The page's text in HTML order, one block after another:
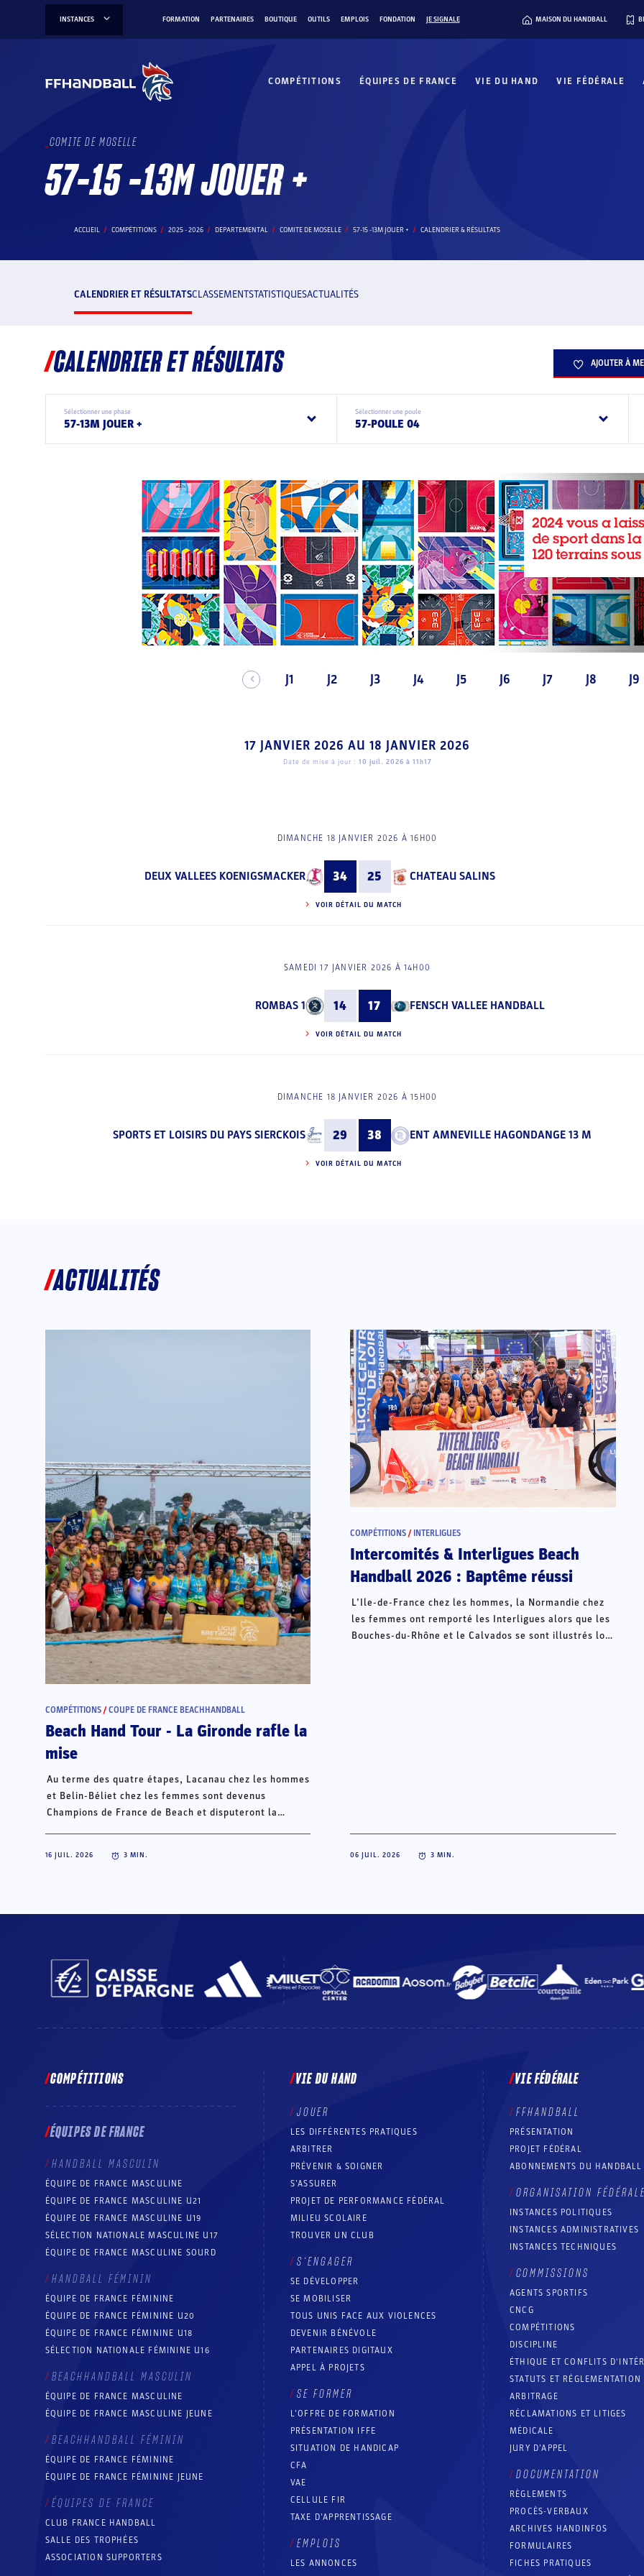
INSTANCES FORMATION PARTENAIRES BOUTIQUE OUTILS EMPLOIS FONDATION JE SIGNALE MAISON DU HANDBALL
COMPÉTITIONS ÉQUIPES DE FRANCE VIE DU HAND VIE FÉDÉRALE
COMITE DE MOSELLE
57-15 -13M JOUER +
ACCUEIL COMPÉTITIONS 2025 - 2026 DEPARTEMENTAL COMITE DE MOSELLE 57-15 -13M JOUER + CALENDRIER & RÉSULTATS
CALENDRIER ET RÉSULTATSCLASSEMENTSTATISTIQUESACTUALITÉS
CALENDRIER ET RÉSULTATS AJOUTER À
Sélectionner une phase
57-13M JOUER +
Sélectionner une poule
57-POULE 04
J1 J2 J3 J4 J5 J6 J7 J8 J9
17 JANVIER 2026 AU 18 JANVIER 2026
Date de mise à jour : 10 juil. 2026 à 11h17
DIMANCHE 18 JANVIER 2026 À 16H00
DEUX VALLEES KOENIGSMACKER 34 25 CHATEAU SALINS
VOIR DÉTAIL DU MATCH
SAMEDI 17 JANVIER 2026 À 14H00
ROMBAS 1 14 17 FENSCH VALLEE HANDBALL
VOIR DÉTAIL DU MATCH
DIMANCHE 18 JANVIER 2026 À 15H00
SPORTS ET LOISIRS DU PAYS SIERCKOIS 29 38 ENT AMNEVILLE HAGONDANGE 13 M
VOIR DÉTAIL DU MATCH
ACTUALITÉS
COMPÉTITIONS /COUPE DE FRANCE BEACHHANDBALL
Beach Hand Tour - La Gironde rafle la
mise
Au terme des quatre étapes, Lacanau chez les hommes
et Belin-Béliet chez les femmes sont devenus
Champions de France de Beach et disputeront la
16 JUIL. 2026 3 MIN.
COMPÉTITIONS / INTERLIGUES
Intercomités & Interligues Beach
Handball 2026 : Baptême réussi
L’Ile-de-France chez les hommes, la Normandie chez
les femmes ont remporté les Interligues alors que les
Bouches-du-Rhône et le Calvados se sont illustrés lors
06 JUIL. 2026 3 MIN.
COMPÉTITIONS
ÉQUIPES DE FRANCE
HANDBALL MASCULIN
ÉQUIPE DE FRANCE MASCULINE
ÉQUIPE DE FRANCE MASCULINE U21
ÉQUIPE DE FRANCE MASCULINE U19
SÉLECTION NATIONALE MASCULINE U17
ÉQUIPE DE FRANCE MASCULINE SOURD
HANDBALL FÉMININ
ÉQUIPE DE FRANCE FÉMININE
ÉQUIPE DE FRANCE FÉMININE U20
ÉQUIPE DE FRANCE FÉMININE U18
SÉLECTION NATIONALE FÉMININE U16
BEACHHANDBALL MASCULIN
ÉQUIPE DE FRANCE MASCULINE
ÉQUIPE DE FRANCE MASCULINE JEUNE
BEACHHANDBALL FÉMININ
ÉQUIPE DE FRANCE FÉMININE
ÉQUIPE DE FRANCE FÉMININE JEUNE
ÉQUIPES DE FRANCE
CLUB FRANCE HANDBALL
SALLE DES TROPHÉES
ASSOCIATION SUPPORTERS
VIE DU HAND
JOUER
LES DIFFÉRENTES PRATIQUES
ARBITRER
PRÉVENIR & SOIGNER
S’ASSURER
PROJET DE PERFORMANCE FÉDÉRAL
MILIEU SCOLAIRE
TROUVER UN CLUB
S’ENGAGER
SE DÉVELOPPER
SE MOBILISER
TOUS UNIS FACE AUX VIOLENCES
DEVENIR BÉNÉVOLE
PARTENAIRES DIGITAUX
APPEL À PROJETS
SE FORMER
L’OFFRE DE FORMATION
PRÉSENTATION IFFE
SITUATION DE HANDICAP
CFA
VAE
CELLULE FIR
TAXE D’APPRENTISSAGE
EMPLOIS
LES ANNONCES
VIE FÉDÉRALE
FFHANDBALL
PRÉSENTATION
PROJET FÉDÉRAL
ABONNEMENTS DU HANDBALL
ORGANISATION FÉDÉRALE
INSTANCES POLITIQUES
INSTANCES ADMINISTRATIVES
INSTANCES TECHNIQUES
COMMISSIONS
AGENTS SPORTIFS
CNCG
COMPÉTITIONS
DISCIPLINE
ÉTHIQUE ET CONFLITS
STATUTS ET RÉGLEMENTATION
ARBITRAGE
RÉCLAMATIONS ET LITIGES
MÉDICALE
JURY D’APPEL
DOCUMENTATION
RÈGLEMENTS
PROCÈS-VERBAUX
ARCHIVES HANDINFOS
FORMULAIRES
FICHES PRATIQUES